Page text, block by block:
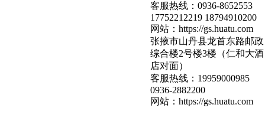
客服热线：0936-8652553
17752212219 18794910200
网站：https://gs.huatu.com
张掖市山丹县龙首东路邮政
综合楼2号楼3楼（仁和大酒
店对面）
客服热线： 19959000985
0936-2882200
网站：https://gs.huatu.com